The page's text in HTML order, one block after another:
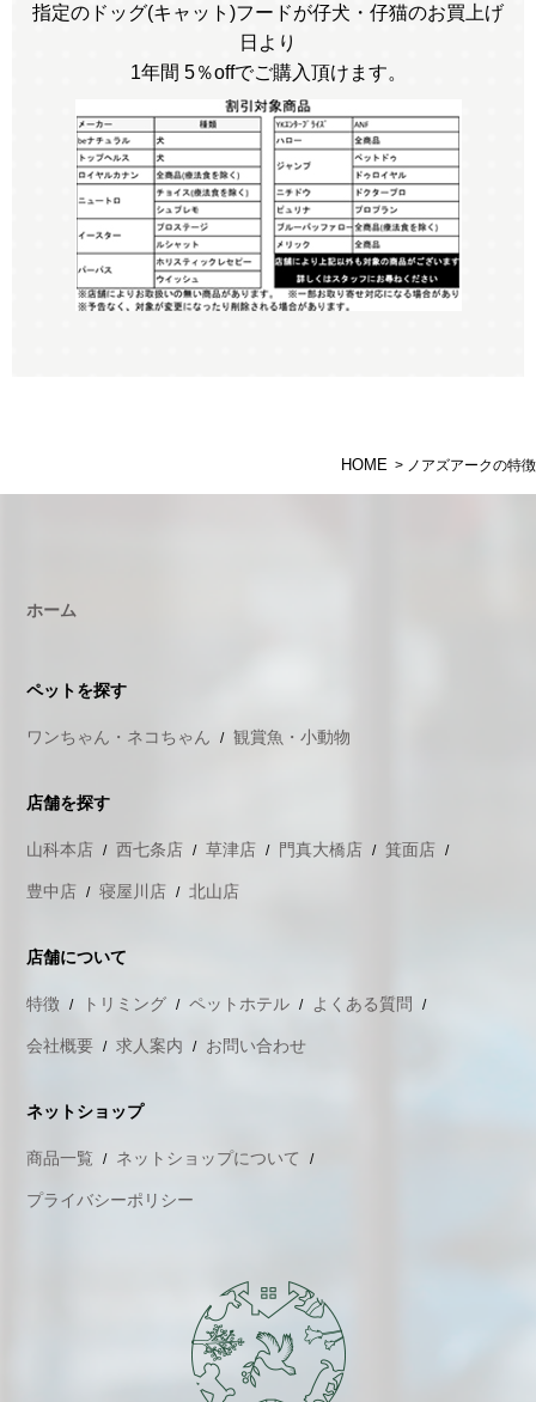
指定のドッグ(キャット)フードが仔犬・仔猫のお買上げ
日より
1年間 5％offでご購入頂けます。
HOME > ノアズアークの特徴
ホーム
ペットを探す
ワンちゃん・ネコちゃん 観賞魚・小動物
店舗を探す
山科本店 西七条店 草津店 門真大橋店 箕面店
豊中店 寝屋川店 北山店
店舗について
特徴 トリミング ペットホテル よくある質問
会社概要 求人案内 お問い合わせ
ネットショップ
商品一覧 ネットショップについて
プライバシーポリシー